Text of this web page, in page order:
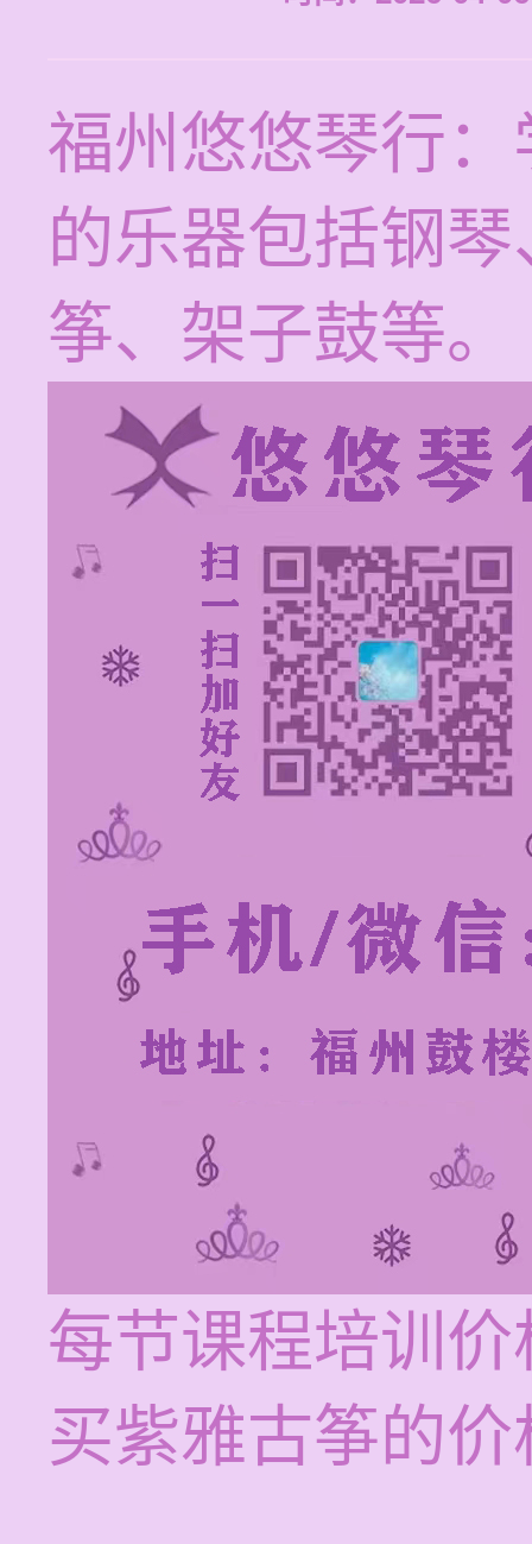
福州悠悠琴行
的乐器包括钢
筝、架子鼓等。
每节课程培训
买紫雅古筝的